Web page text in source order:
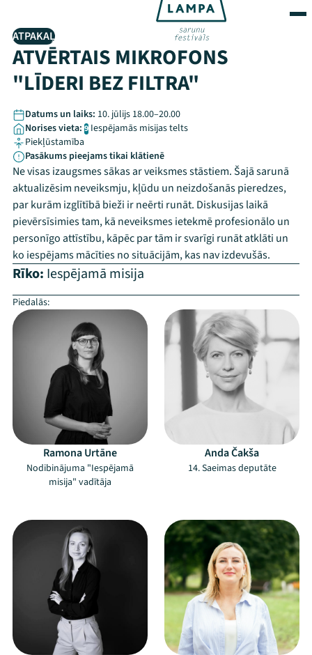
ATPAKAĻ
ATVĒRTAIS MIKROFONS
"LĪDERI BEZ FILTRA"
Datums un laiks: 10. jūlijs 18.00–20.00
Norises vieta: 9 Iespējamās misijas telts
Piekļūstamība
Pasākums pieejams tikai klātienē
Ne visas izaugsmes sākas ar veiksmes stāstiem. Šajā sarunā
aktualizēsim neveiksmju, kļūdu un neizdošanās pieredzes,
par kurām izglītībā bieži ir neērti runāt. Diskusijas laikā
pievērsīsimies tam, kā neveiksmes ietekmē profesionālo un
personīgo attīstību, kāpēc par tām ir svarīgi runāt atklāti un
ko iespējams mācīties no situācijām, kas nav izdevušās.
Rīko: Iespējamā misija
Piedalās:
Ramona Urtāne
Nodibinājuma "Iespējamā
misija" vadītāja
Anda Čakša
14. Saeimas deputāte